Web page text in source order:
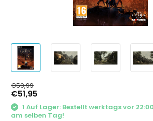
€59,99
€51,95
1 Auf Lager: Bestellt werktags vor
am selben Tag!